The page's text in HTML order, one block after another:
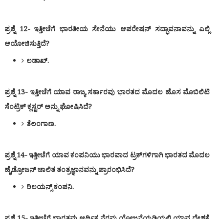
ಪ್ರಶ್ನೆ 12- ಇತ್ತೀಚೆಗೆ ಭಾರತೀಯ ಸೇನೆಯು ಆಪರೇಷನ್ ಸದ್ಭಾವನಾವನ್ನು ಎಲ್ಲಿ
ಆಯೋಜಿಸುತ್ತಿದೆ?
ಲಡಾಖ್.
ಪ್ರಶ್ನೆ 13- ಇತ್ತೀಚೆಗೆ ಯಾವ ರಾಜ್ಯ ಸರ್ಕಾರವು ಭಾರತದ ಮೊದಲ ಹೊಸ ಮೊಬಿಲಿಟಿ
ಸೆಂಟ್ರಿಕ್ ಕ್ಲಸ್ಟರ್ ಅನ್ನು ಘೋಷಿಸಿದೆ?
ತೆಲಂಗಾಣ.
ಪ್ರಶ್ನೆ 14- ಇತ್ತೀಚೆಗೆ ಯಾವ ಕಂಪನಿಯು ಭಾರವಾದ ಟ್ರಕ್‌ಗಳಿಗಾಗಿ ಭಾರತದ ಮೊದಲ
ಹೈಡ್ರೋಜನ್ ಚಾಲಿತ ತಂತ್ರಜ್ಞಾನವನ್ನು ಪ್ರಾರಂಭಿಸಿದೆ?
ರಿಲಯನ್ಸ್ ಕಂಪನಿ.